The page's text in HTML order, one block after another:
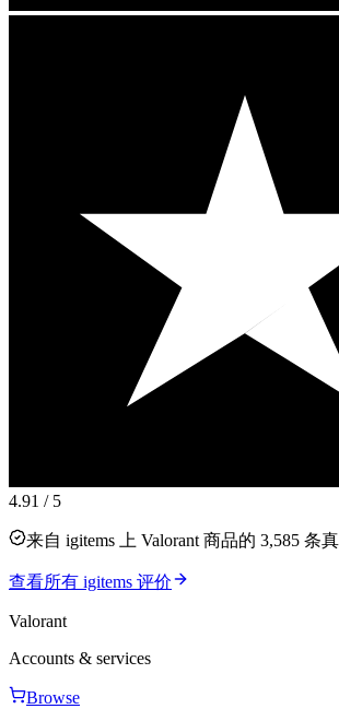
4.91 / 5
来自 igitems 上 Valorant 商品的 3,585 条
查看所有 igitems 评价
Valorant
Accounts & services
Browse